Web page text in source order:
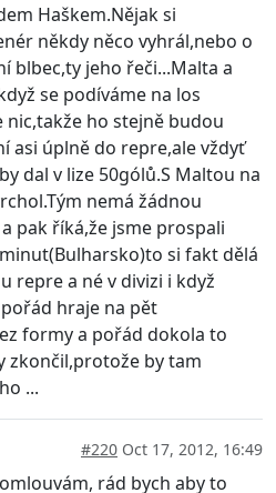
Haškem.Nějak si
někdy něco vyhrál,nebo o
blbec,ty jeho řeči...Malta a
se podíváme na los
nic,takže ho stejně budou
asi úplně do repre,ale vždyť
dal v lize 50gólů.S Maltou na
nemá žádnou
pak říká,že jsme prospali
si fakt dělá
repre a né v divizi i když
hraje na pět
formy a pořád dokola to
zkončil,protože by tam
...
#220 Oct 17, 2012, 16:49
rád bych aby to